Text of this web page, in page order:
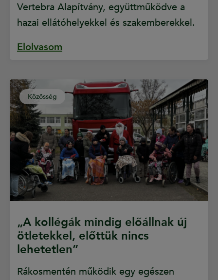
Vertebra Alapítvány, együttműködve a
hazai ellátóhelyekkel és szakemberekkel.
Elolvasom
Közösség
„A kollégák mindig előállnak új
ötletekkel, előttük nincs
lehetetlen”
Rákosmentén működik egy egészen